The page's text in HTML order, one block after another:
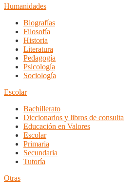
Humanidades
Biografías
Filosofía
Historia
Literatura
Pedagogía
Psicología
Sociología
Escolar
Bachillerato
Diccionarios y libros de consulta
Educación en Valores
Escolar
Primaria
Secundaria
Tutoría
Otras